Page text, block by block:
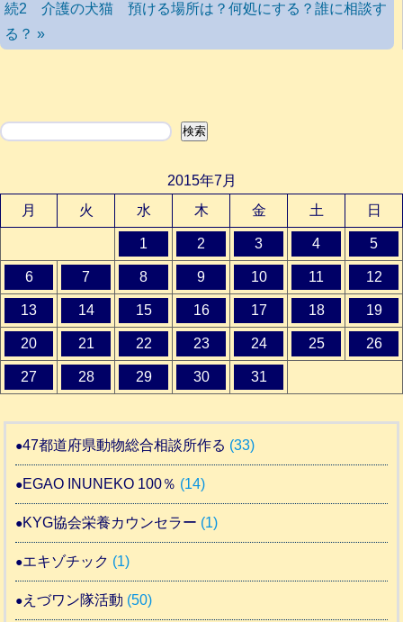
続2 介護の犬猫 預ける場所は？何処にする？誰に相談す
る？ »
検索 検索
2015年7月
月
火 水 木 金 土 日
1 2 3 4 5
6 7 8 9 10 11 12
13 14 15 16 17 18 19
20 21 22 23 24 25 26
27 28 29 30 31
47都道府県動物総合相談所作る (33)
EGAO INUNEKO 100％ (14)
KYG協会栄養カウンセラー (1)
エキゾチック (1)
えづワン隊活動 (50)